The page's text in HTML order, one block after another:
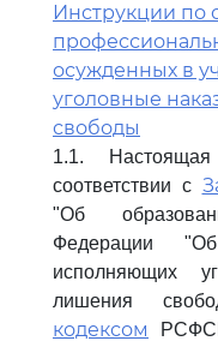
Инструкции по
осужденных в
уголовные
свободы
1.1.
соответствии с
"Об
Федерации
исполняющих
лишения
кодексом